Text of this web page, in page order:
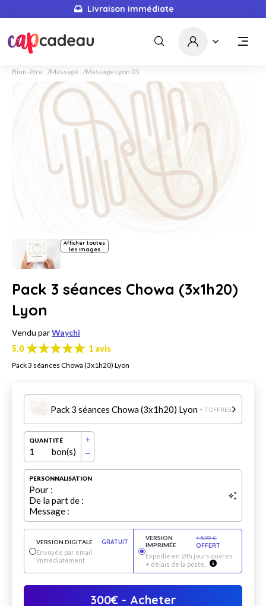
Livraison immédiate
Bien-être Massage Massage Lyon 05
Afficher toutes
les images
Pack 3 séances Chowa (3x1h20)
Lyon
Vendu parWaychi
5.0
1 avis
Pack 3 séances Chowa (3x1h20) Lyon
Pack 3 séances Chowa (3x1h20) Lyon + 7 OFFRES
QUANTITÉ
1 bon(s)
PERSONNALISATION
Pour :
De la part de :
Message :
VERSION DIGITALE
GRATUIT
Envoyée par email
immédiatement
VERSION
IMPRIMÉE
+5.99 €
OFFERT
Expédié en 24h jours ouvrés
+ délais de la poste.
300€- Acheter